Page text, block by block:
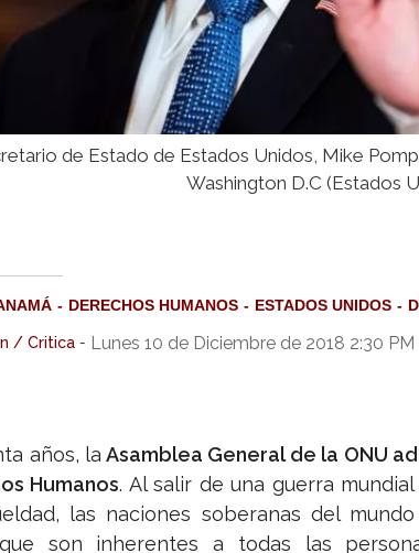
de Estado de Estados Unidos, Mike
Washington D.C (Estados
DERECHOS HUMANOS ESTADOS UNIDOS
/ Critica - Lunes 10 de Diciembre de 2018 2:30 PM
años, la Asamblea General de la ONU
Humanos. Al salir de una guerra
las naciones soberanas del
son inherentes a todas las